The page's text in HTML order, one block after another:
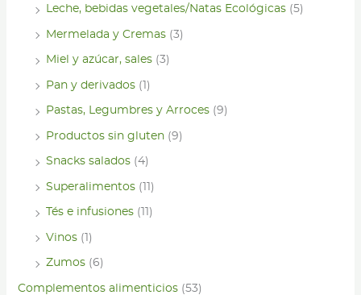
Leche, bebidas vegetales/Natas Ecológicas (5)
Mermelada y Cremas (3)
Miel y azúcar, sales (3)
Pan y derivados (1)
Pastas, Legumbres y Arroces (9)
Productos sin gluten (9)
Snacks salados (4)
Superalimentos (11)
Tés e infusiones (11)
Vinos (1)
Zumos (6)
Complementos alimenticios (53)